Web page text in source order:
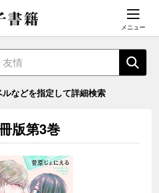
メニュー
などを指定して詳細検索
版第3巻